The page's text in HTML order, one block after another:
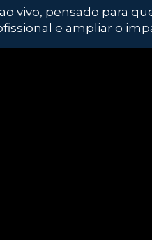
vivo, pensado para
e ampliar o